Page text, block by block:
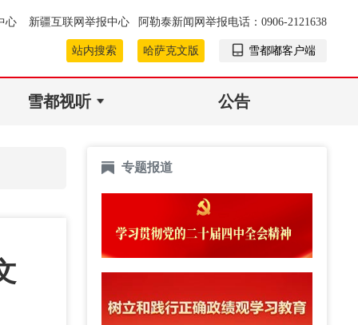
心 新疆互联网举报中心 阿勒泰新闻网举报电话：0906-2121638
站内搜索 哈萨克文版 雪都嘟客户端
雪都视听 公告
专题报道